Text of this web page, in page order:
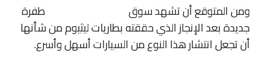
ومن المتوقع أن تشهد سوق
طفرة
جديدة بعد الإنجاز الذي حققته بطاريات ليثيوم من شأنها
أن تجعل انتشار هذا النوع من السيارات أسهل وأسرع.